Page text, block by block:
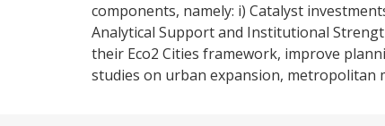
components, namely: i) Catalyst
Analytical Support and Institutional
their Eco2 Cities framework, improve
studies on urban expansion, metropolitan